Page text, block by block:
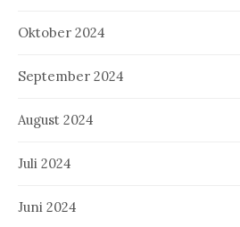
Oktober 2024
September 2024
August 2024
Juli 2024
Juni 2024